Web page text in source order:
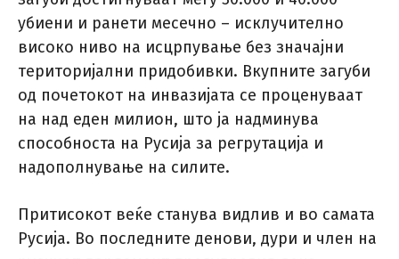
убиени и ранети месечно – исклучително
високо ниво на исцрпување без значајни
територијални придобивки. Вкупните загуби
од почетокот на инвазијата се проценуваат
на над еден милион, што ја надминува
способноста на Русија за регрутација и
надополнување на силите.
Притисокот веќе станува видлив и во самата
Русија. Во последните денови, дури и член на